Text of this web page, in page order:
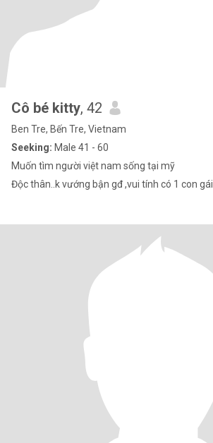
Cô bé kitty, 42
Ben Tre, Bến Tre, Vietnam
Seeking: Male 41 - 60
Muốn tìm người việt nam sống tại mỹ
Độc thân..k vướng bận gđ ,vui tính có 1 con gái